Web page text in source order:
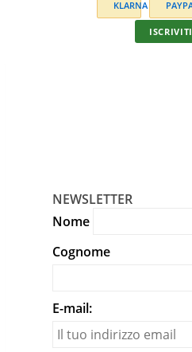
ISCRIVITI
NEWSLETTER
Nome
Cognome
E-mail: